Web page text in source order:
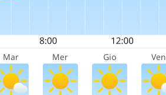
Mar Mer Gio Ven